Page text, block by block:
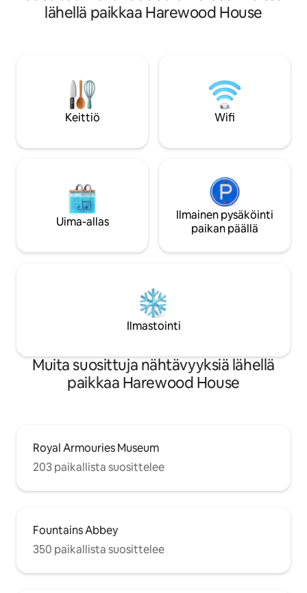
pelastettua sikaamme toivottaa sinut
tervetulleeksi portilla, ja voit nauttia
sinut yhteydessä, ja yksityisessä
keitaassasi ulkona on poreallas,
grillausmahdollisuus ja ruokailutila.
Täydellinen rentoutumiseen tai
pelastettujen eläinten ympäröimänä.
maaseudulle.
lähellä paikkaa Harewood House
Keittiö Wifi
Uima-allas
Ilmainen pysäköinti
paikan päällä
Ilmastointi
Muita suosittuja nähtävyyksiä lähellä
paikkaa Harewood House
Royal Armouries Museum
203 paikallista suosittelee
Fountains Abbey
350 paikallista suosittelee